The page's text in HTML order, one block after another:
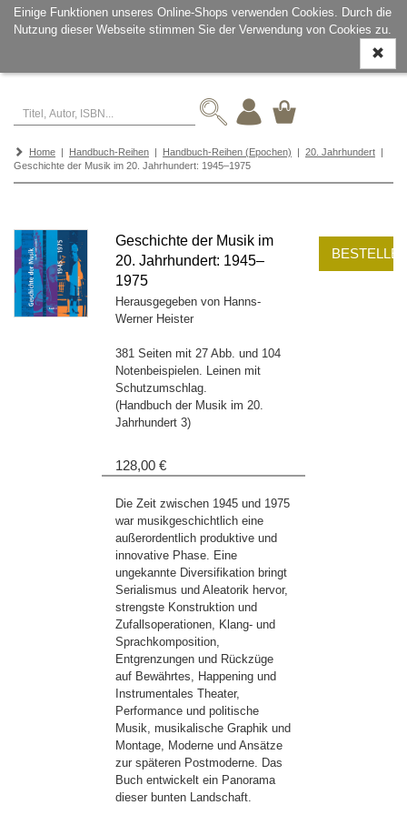
Einige Funktionen unseres Online-Shops verwenden Cookies. Durch die
Nutzung dieser Webseite stimmen Sie der Verwendung von Cookies zu.
ein-/
Home | Handbuch-Reihen | Handbuch-Reihen (Epochen) | 20. Jahrhundert |
Geschichte der Musik im 20. Jahrhundert: 1945–1975
Geschichte der Musik im
20. Jahrhundert: 1945–
1975
Herausgegeben von Hanns-
Werner Heister
381 Seiten mit 27 Abb. und 104
Notenbeispielen. Leinen mit
Schutzumschlag.
(Handbuch der Musik im 20.
Jahrhundert 3)
128,00 €
Die Zeit zwischen 1945 und 1975
war musikgeschichtlich eine
außerordentlich produktive und
innovative Phase. Eine
ungekannte Diversifikation bringt
Serialismus und Aleatorik hervor,
strengste Konstruktion und
Zufallsoperationen, Klang- und
Sprachkomposition,
Entgrenzungen und Rückzüge
auf Bewährtes, Happening und
Instrumentales Theater,
Performance und politische
Musik, musikalische Graphik und
Montage, Moderne und Ansätze
zur späteren Postmoderne. Das
Buch entwickelt ein Panorama
dieser bunten Landschaft.